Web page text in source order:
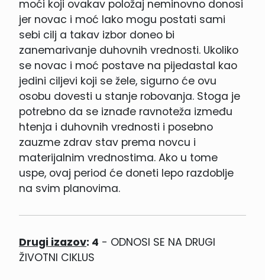
moći koji ovakav položaj neminovno donosi
jer novac i moć lako mogu postati sami
sebi cilj a takav izbor doneo bi
zanemarivanje duhovnih vrednosti. Ukoliko
se novac i moć postave na pijedastal kao
jedini ciljevi koji se žele, sigurno će ovu
osobu dovesti u stanje robovanja. Stoga je
potrebno da se iznađe ravnoteža između
htenja i duhovnih vrednosti i posebno
zauzme zdrav stav prema novcu i
materijalnim vrednostima. Ako u tome
uspe, ovaj period će doneti lepo razdoblje
na svim planovima.
Drugi izazov: 4 - ODNOSI SE NA DRUGI
ŽIVOTNI CIKLUS